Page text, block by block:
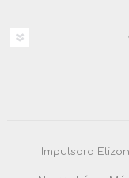
Impulsora